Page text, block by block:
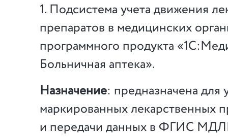
1. Подсистема учета движения
препаратов в медицинских
программного продукта
Больничная аптека».
Назначение: предназначена для
маркированных лекарственных
и передачи данных в ФГИС